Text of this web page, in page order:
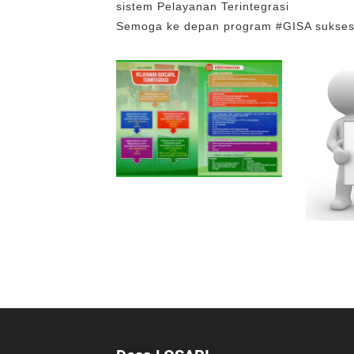
sistem Pelayanan Terintegrasi
Semoga ke depan program #GISA sukses